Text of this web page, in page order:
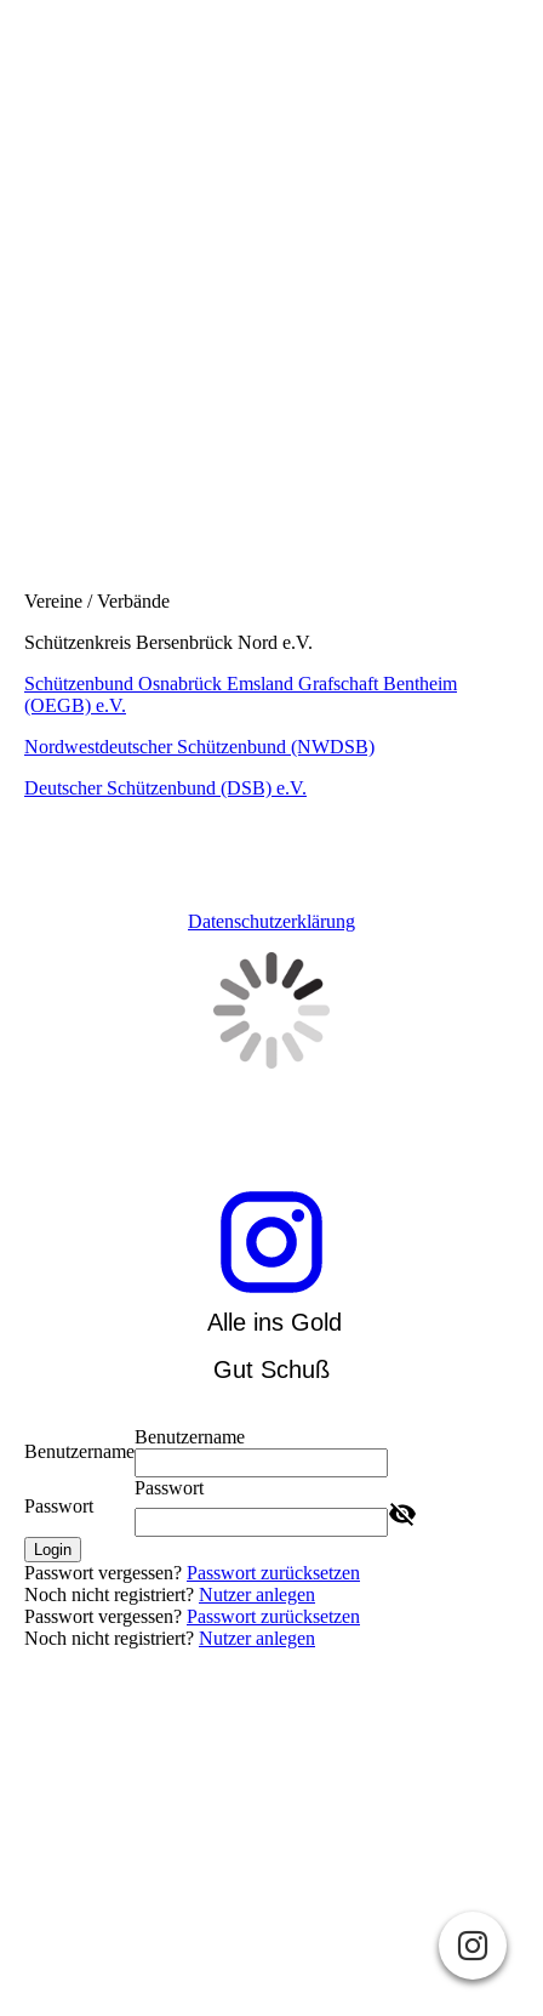
Vereine / Verbände
Schützenkreis Bersenbrück Nord e.V.
Schützenbund Osnabrück Emsland Grafschaft Bentheim
(OEGB) e.V.
Nordwestdeutscher Schützenbund (NWDSB)
Deutscher Schützenbund (DSB) e.V.
Datenschutzerklärung
Alle ins Gold
Gut Schuß
Benutzername
Benutzername
Passwort
Passwort
Login
Passwort vergessen? Passwort zurücksetzen
Noch nicht registriert? Nutzer anlegen
Passwort vergessen? Passwort zurücksetzen
Noch nicht registriert? Nutzer anlegen